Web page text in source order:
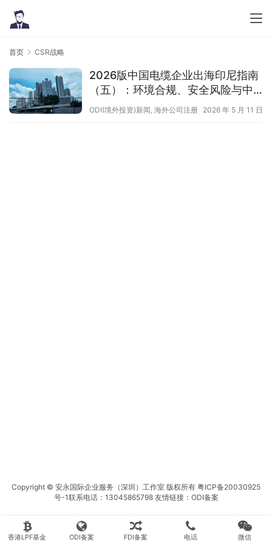
首页 CSR战略
2026版中国电缆企业出海印尼指南
（五）：环境合规、安全风险与中
企出海“避坑”总结
ODI(境外投资)新闻, 海外公司注册 2026 年 5 月 11 日
Copyright © 安永国际企业服务（深圳）工作室 版权所有 粤ICP备20030925
号-1联系电话：13045865798 友情链接： ODI备案
香港LPF基金 ODI备案 FDI备案 电话 微信